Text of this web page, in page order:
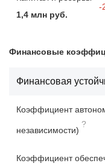
1,4 млн руб.
-
Финансовые
Финансовая
Коэффициент
независимости)
?
Коэффициент